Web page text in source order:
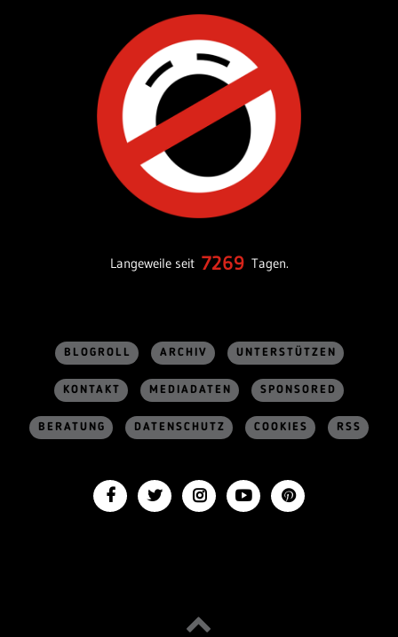
Langeweile seit 7269 Tagen.
BLOGROLL ARCHIV UNTERSTÜTZEN
KONTAKT MEDIADATEN SPONSORED
BERATUNG DATENSCHUTZ COOKIES RSS